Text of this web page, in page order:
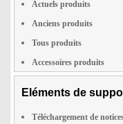
Actuels produits
Anciens produits
Tous produits
Accessoires produits
Eléments de
Téléchargement de